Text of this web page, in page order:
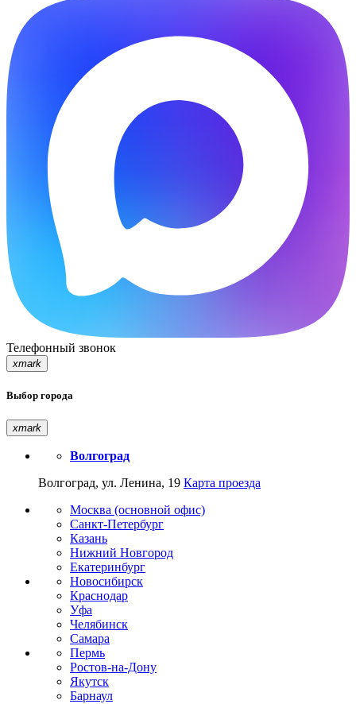
Телефонный звонок
xmark
Выбор города
xmark
Волгоград
Волгоград, ул. Ленина, 19 Карта проезда
Москва (основной офис)
Санкт-Петербург
Казань
Нижний Новгород
Екатеринбург
Новосибирск
Краснодар
Уфа
Челябинск
Самара
Пермь
Ростов-на-Дону
Якутск
Барнаул